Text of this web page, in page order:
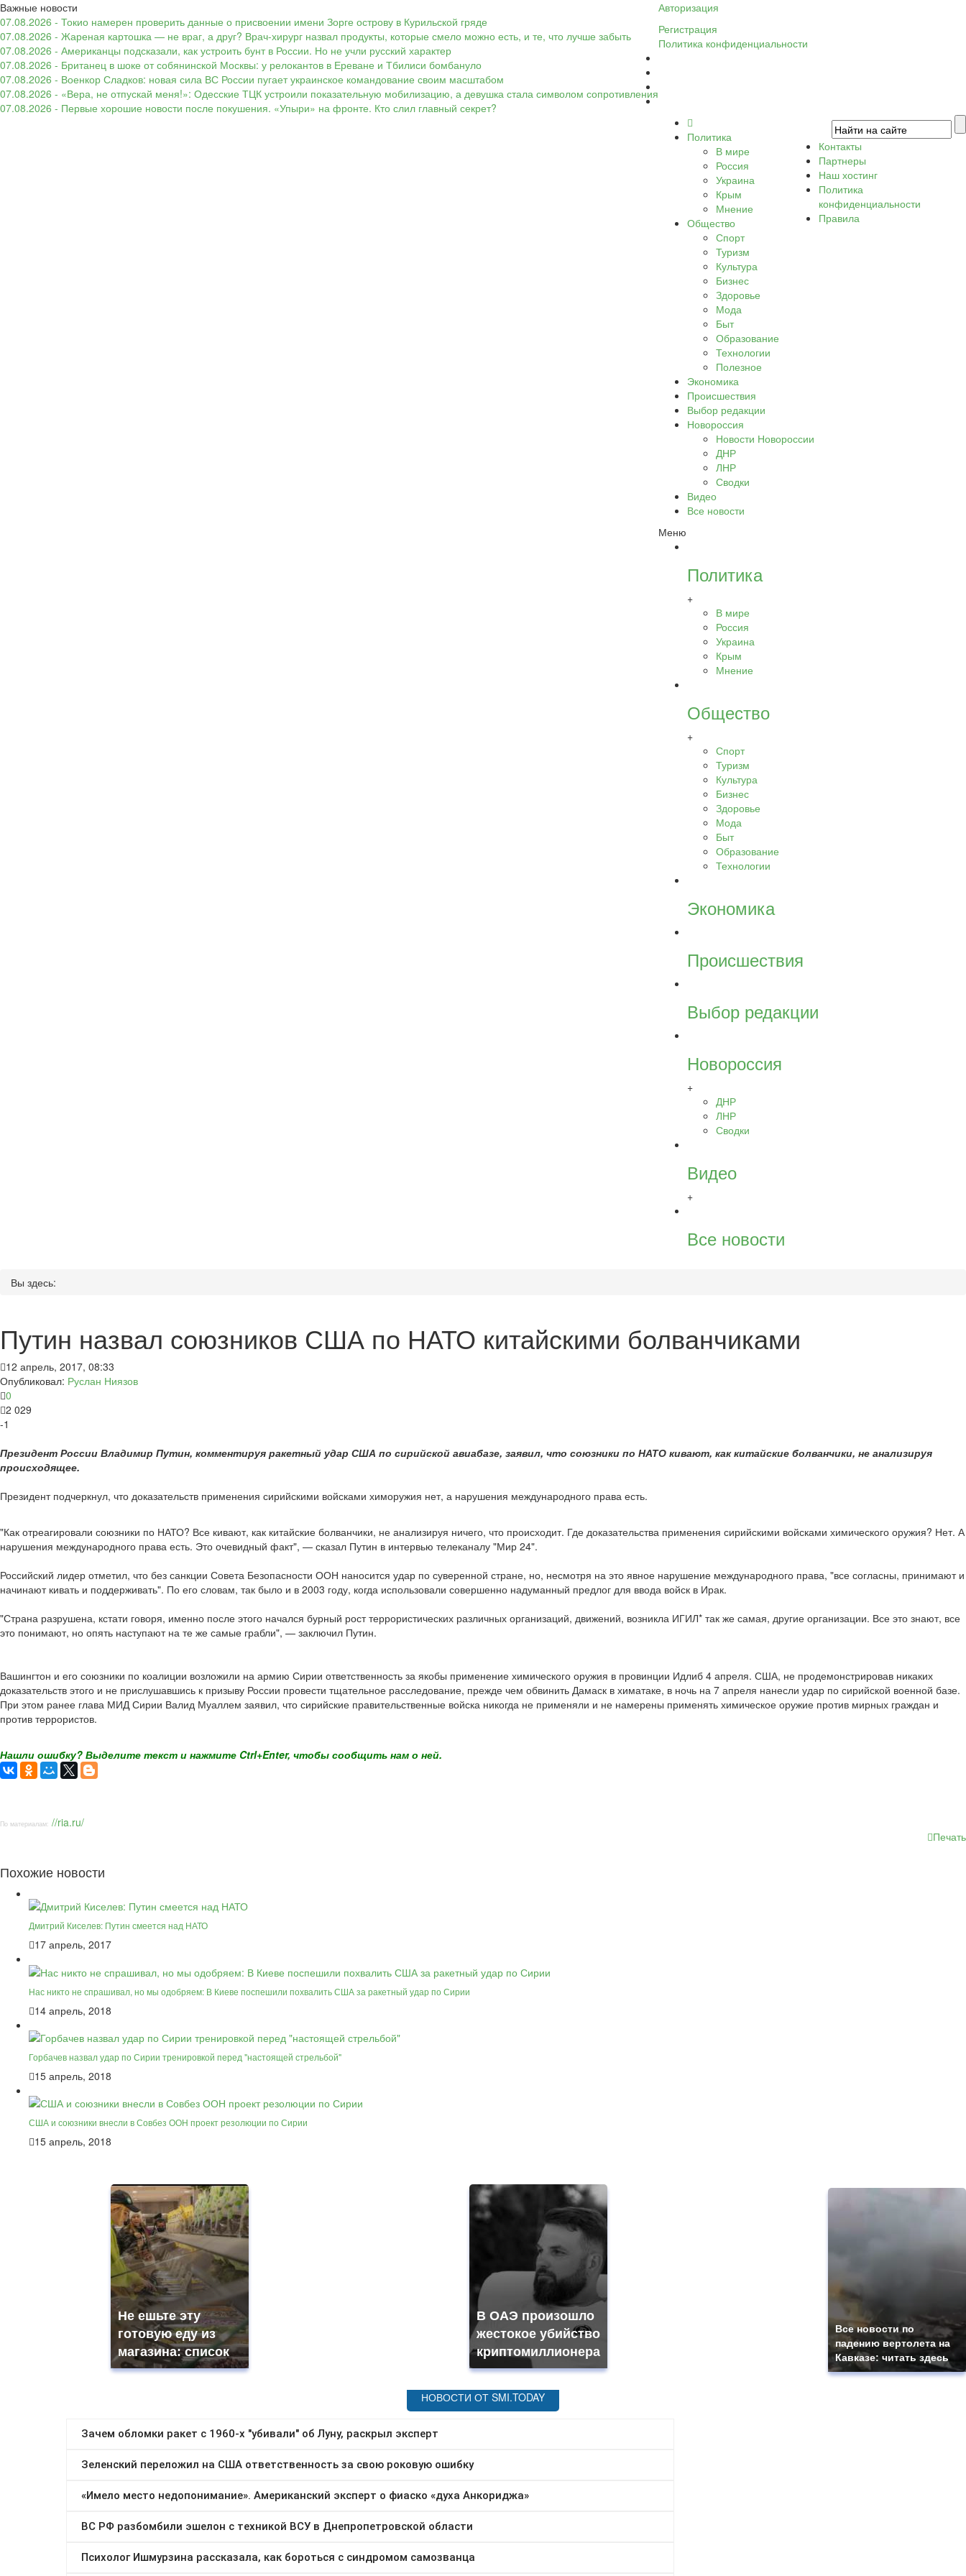
Важные новости
07.08.2026 - Токио намерен проверить данные о присвоении имени Зорге острову в Курильской гряде
07.08.2026 - Жареная картошка — не враг, а друг? Врач-хирург назвал продукты, которые смело можно есть, и те, что лучше забыть
07.08.2026 - Американцы подсказали, как устроить бунт в России. Но не учли русский характер
07.08.2026 - Британец в шоке от собянинской Москвы: у релокантов в Ереване и Тбилиси бомбануло
07.08.2026 - Военкор Сладков: новая сила ВС России пугает украинское командование своим масштабом
07.08.2026 - «Вера, не отпускай меня!»: Одесские ТЦК устроили показательную мобилизацию, а девушка стала символом сопротивления
07.08.2026 - Первые хорошие новости после покушения. «Упыри» на фронте. Кто слил главный секрет?
Авторизация
Регистрация
Политика конфиденциальности
Политика
В мире
Россия
Украина
Крым
Мнение
Общество
Спорт
Туризм
Культура
Бизнес
Здоровье
Мода
Быт
Образование
Технологии
Полезное
Экономика
Происшествия
Выбор редакции
Новороссия
Новости Новороссии
ДНР
ЛНР
Сводки
Видео
Все новости
Меню
Политика
+
В мире
Россия
Украина
Крым
Мнение
Общество
+
Спорт
Туризм
Культура
Бизнес
Здоровье
Мода
Быт
Образование
Технологии
Экономика
Происшествия
Выбор редакции
Новороссия
+
ДНР
ЛНР
Сводки
Видео
+
Все новости
Контакты
Партнеры
Наш хостинг
Политика
конфиденциальности
Правила
Вы здесь:
Путин назвал союзников США по НАТО китайскими болванчиками
12 апрель, 2017, 08:33
Опубликовал: Руслан Ниязов
0
2 029
-1
Президент России Владимир Путин, комментируя ракетный удар США по сирийской авиабазе, заявил, что союзники по НАТО кивают, как китайские болванчики, не анализируя
происходящее.
Президент подчеркнул, что доказательств применения сирийскими войсками химоружия нет, а нарушения международного права есть.
"Как отреагировали союзники по НАТО? Все кивают, как китайские болванчики, не анализируя ничего, что происходит. Где доказательства применения сирийскими войсками химического оружия? Нет. А
нарушения международного права есть. Это очевидный факт", — сказал Путин в интервью телеканалу "Мир 24".
Российский лидер отметил, что без санкции Совета Безопасности ООН наносится удар по суверенной стране, но, несмотря на это явное нарушение международного права, "все согласны, принимают и
начинают кивать и поддерживать". По его словам, так было и в 2003 году, когда использовали совершенно надуманный предлог для ввода войск в Ирак.
"Страна разрушена, кстати говоря, именно после этого начался бурный рост террористических различных организаций, движений, возникла ИГИЛ* так же самая, другие организации. Все это знают, все
это понимают, но опять наступают на те же самые грабли", — заключил Путин.
Вашингтон и его союзники по коалиции возложили на армию Сирии ответственность за якобы применение химического оружия в провинции Идлиб 4 апреля. США, не продемонстрировав никаких
доказательств этого и не прислушавшись к призыву России провести тщательное расследование, прежде чем обвинить Дамаск в химатаке, в ночь на 7 апреля нанесли удар по сирийской военной базе.
При этом ранее глава МИД Сирии Валид Муаллем заявил, что сирийские правительственные войска никогда не применяли и не намерены применять химическое оружие против мирных граждан и
против террористов.
Нашли ошибку? Выделите текст и нажмите Ctrl+Enter, чтобы сообщить нам о ней.
По материалам: //ria.ru/
Печать
Похожие новости
Дмитрий Киселев: Путин смеется над НАТО
17 апрель, 2017
Нас никто не спрашивал, но мы одобряем: В Киеве поспешили похвалить США за ракетный удар по Сирии
14 апрель, 2018
Горбачев назвал удар по Сирии тренировкой перед "настоящей стрельбой"
15 апрель, 2018
США и союзники внесли в Совбез ООН проект резолюции по Сирии
15 апрель, 2018
Не ешьте эту
готовую еду из
магазина: список
В ОАЭ произошло
жестокое убийство
криптомиллионера
Все новости по
падению вертолета на
Кавказе: читать здесь